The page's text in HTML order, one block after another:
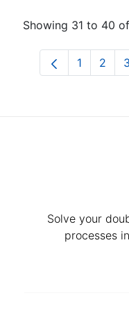
Showing 31 to 40
Page
1 Page
2 3
Solve your
processes